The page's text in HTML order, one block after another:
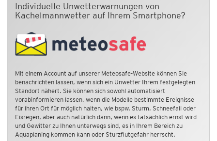
Individuelle Unwetterwarnungen von
Kachelmannwetter auf Ihrem Smartphone?
Mit einem Account auf unserer Meteosafe-Website können Sie
benachrichten lassen, wenn sich ein Unwetter Ihrem festgelegten
Standort nähert. Sie können sich sowohl automatisiert
vorabinformieren lassen, wenn die Modelle bestimmte Ereignisse
für ihren Ort für möglich halten, wie bspw. Sturm, Schneefall oder
Eisregen, aber auch natürlich dann, wenn es tatsächlich ernst wird
und Gewitter zu Ihnen unterwegs sind, es in Ihrem Bereich zu
Aquaplaning kommen kann oder Sturzflutgefahr herrscht.